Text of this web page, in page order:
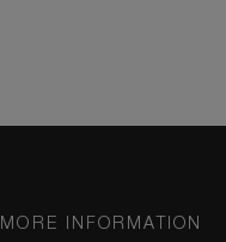
MORE INFORMATION